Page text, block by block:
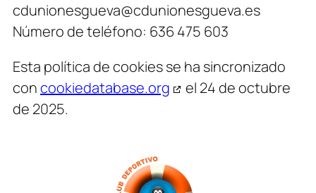
cdunionesgueva@cdunionesgueva.es
Número de teléfono: 636 475 603
Esta política de cookies se ha sincronizado
concookiedatabase.org
el 24 de octubre
de 2025.